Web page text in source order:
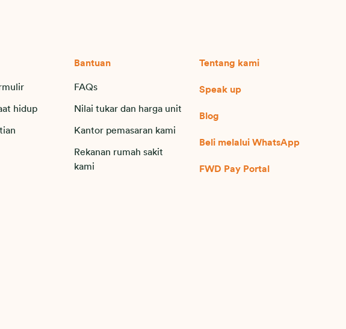
hidup
Bantuan
FAQs
Nilai tukar dan harga unit
Kantor pemasaran kami
Rekanan rumah sakit
kami
Tentang kami
Speak up
Blog
Beli melalui WhatsApp
FWD Pay Portal